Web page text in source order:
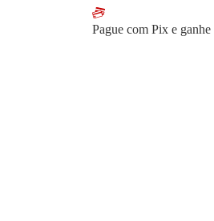
Pague com Pix e ganhe